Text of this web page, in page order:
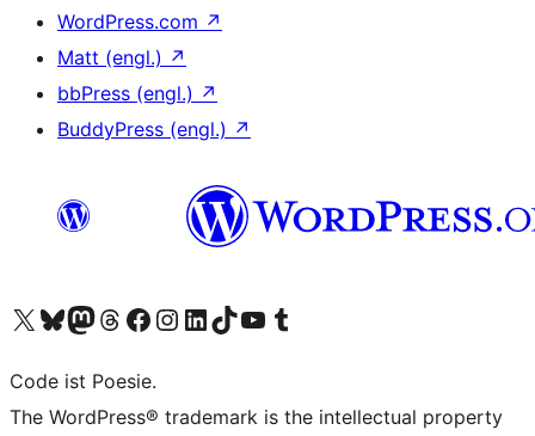
WordPress.com ↗
Matt (engl.) ↗
bbPress (engl.) ↗
BuddyPress (engl.) ↗
Unser X-Konto (früher Twitter) besuchen
Unser Bluesky-Konto besuchen
Unser Mastodon-Konto besuchen
Unser Threads-Konto besuchen
Unsere Facebook-Seite besuchen
Unser Instagram-Konto besuchen
Unser LinkedIn-Konto besuchen
Unser TikTok-Konto besuchen
Unseren YouTube-Kanal besuchen
Unser Tumblr-Konto besuchen
Code ist Poesie.
The WordPress® trademark is the intellectual property